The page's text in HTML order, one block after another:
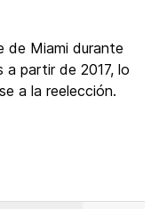
de Miami durante
a partir de 2017, lo
a la reelección.